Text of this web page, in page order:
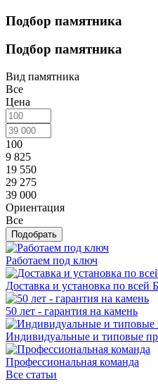
Подбор памятника
Подбор памятника
Вид памятника
Все
Цена
100
9 825
19 550
29 275
39 000
Ориентация
Все
Работаем под ключ
Доставка и установка по всей
50 лет - гарантия на камень
Индивидуальные и типовые
Профессиональная команда
Все статьи